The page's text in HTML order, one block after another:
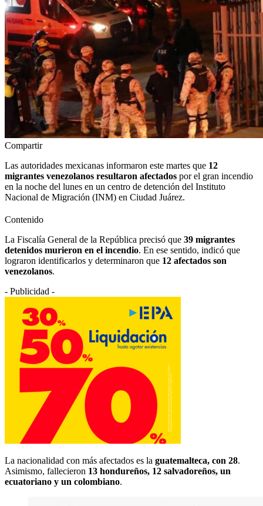
Compartir
Las autoridades mexicanas informaron este martes que 12
migrantes venezolanos resultaron afectados por el gran incendio
en la noche del lunes en un centro de detención del Instituto
Nacional de Migración (INM) en Ciudad Juárez.
Contenido
La Fiscalía General de la República precisó que 39 migrantes
detenidos murieron en el incendio. En ese sentido, indicó que
lograron identificarlos y determinaron que 12 afectados son
venezolanos.
- Publicidad -
La nacionalidad con más afectados es la guatemalteca, con 28.
Asimismo, fallecieron 13 hondureños, 12 salvadoreños, un
ecuatoriano y un colombiano.